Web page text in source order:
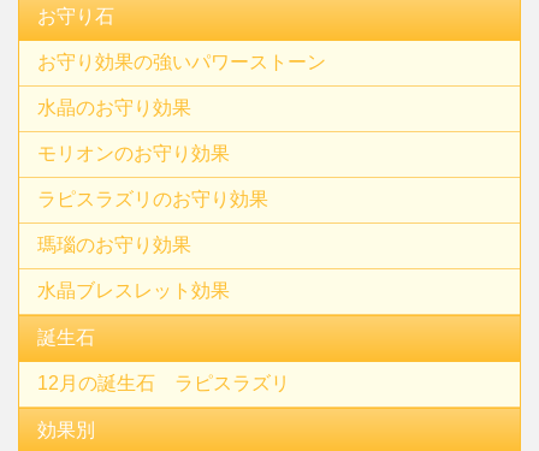
お守り石
お守り効果の強いパワーストーン
水晶のお守り効果
モリオンのお守り効果
ラピスラズリのお守り効果
瑪瑙のお守り効果
水晶ブレスレット効果
誕生石
12月の誕生石 ラピスラズリ
効果別